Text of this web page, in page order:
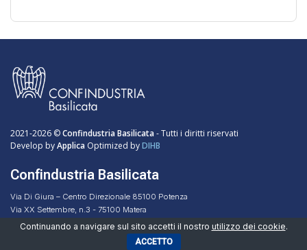
2021-2026 ©Confindustria Basilicata- Tutti i diritti riservati
Develop byApplica Optimized byDIHB
Confindustria Basilicata
Via Di Giura – Centro Direzionale 85100 Potenza
Via XX Settembre, n.3 - 75100 Matera
Codice Fiscale 96051160768
Continuando a navigare sul sito accetti il nostro utilizzo dei cookie.
ACCETTO